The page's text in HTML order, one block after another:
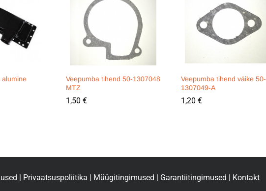
alumine
Veepumba tihend 50-1307048
MTZ
1,50 €
Veepumba tihend väike 50-
1307049-A
1,20 €
| Privaatsuspoliitika | Müügitingimused | Garantiitingimused | Kontakt